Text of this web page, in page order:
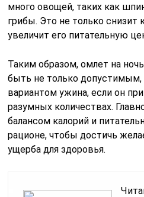
много овощей, таких как
грибы. Это не только снизит
увеличит его питательную
Таким образом, омлет на
быть не только
вариантом ужина, если он
разумных количествах.
балансом калорий и
рационе, чтобы достичь
ущерба для здоровья.